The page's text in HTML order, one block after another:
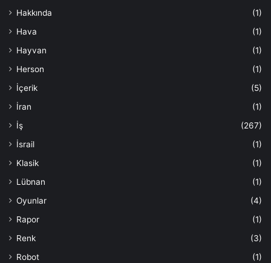
Hakkında
(1)
Hava
(1)
Hayvan
(1)
Herson
(1)
İçerik
(5)
İran
(1)
İş
(267)
İsrail
(1)
Klasik
(1)
Lübnan
(1)
Oyunlar
(4)
Rapor
(1)
Renk
(3)
Robot
(1)